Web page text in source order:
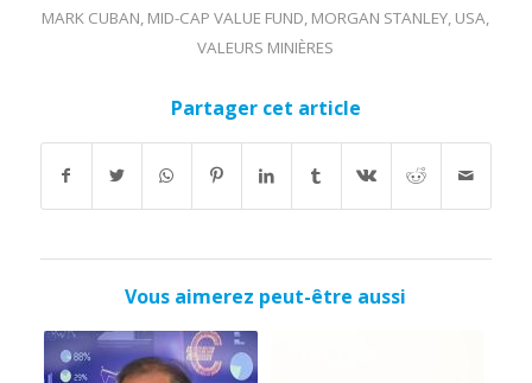
MARK CUBAN, MID-CAP VALUE FUND, MORGAN STANLEY, USA,
VALEURS MINIÈRES
Partager cet article
Vous aimerez peut-être aussi